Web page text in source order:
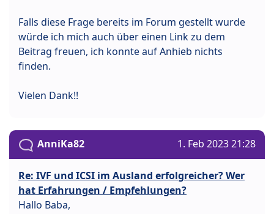
Falls diese Frage bereits im Forum gestellt wurde
würde ich mich auch über einen Link zu dem
Beitrag freuen, ich konnte auf Anhieb nichts
finden.
Vielen Dank!!
AnniKa82 1. Feb 2023 21:28
Re: IVF und ICSI im Ausland erfolgreicher? Wer
hat Erfahrungen / Empfehlungen?
Hallo Baba,